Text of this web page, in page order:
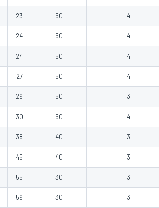
23 50 4
24 50 4
24 50 4
27 50 4
29 50 3
30 50 4
38 40 3
45 40 3
55 30 3
59 30 3